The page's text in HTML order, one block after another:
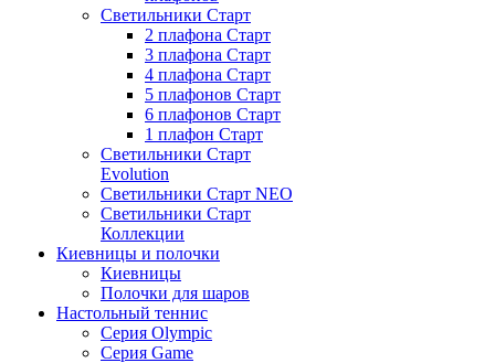
Светильники Старт
2 плафона Старт
3 плафона Старт
4 плафона Старт
5 плафонов Старт
6 плафонов Старт
1 плафон Старт
Светильники Старт
Evolution
Светильники Старт NEO
Светильники Старт
Коллекции
Киевницы и полочки
Киевницы
Полочки для шаров
Настольный теннис
Серия Olympic
Серия Game